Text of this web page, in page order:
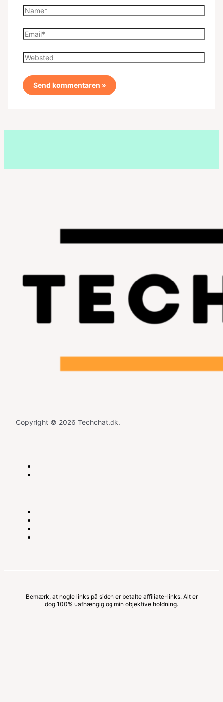
Copyright © 2026 Techchat.dk.
Bemærk, at nogle links på siden er betalte affiliate-links. Alt er
dog 100% uafhængig og min objektive holdning.